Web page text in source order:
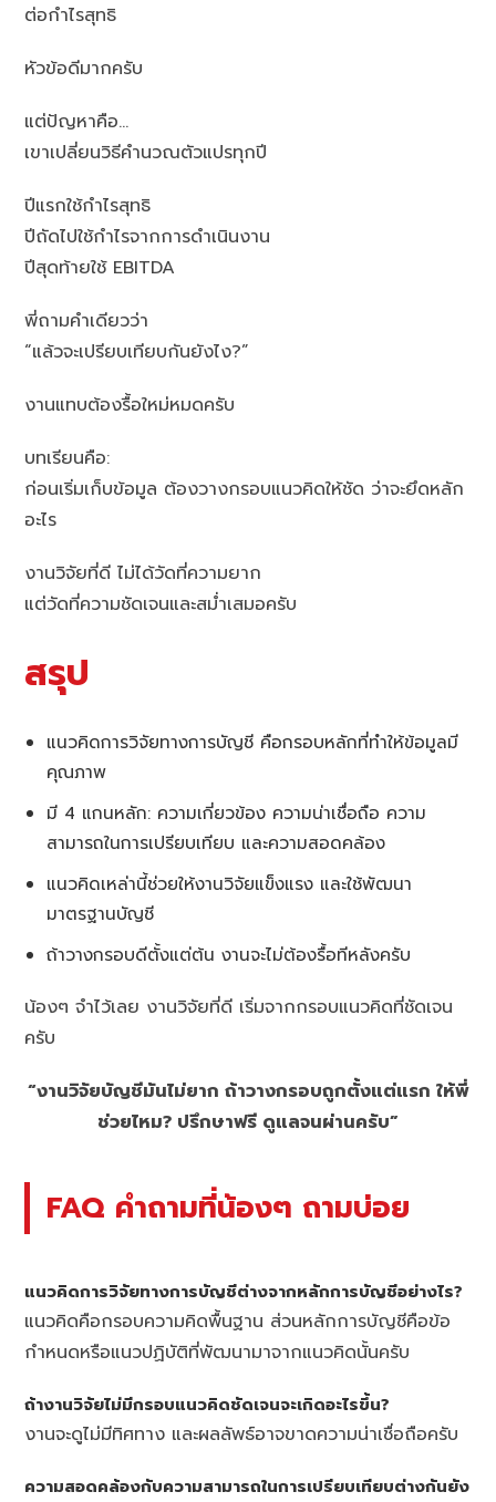
ต่อกำไรสุทธิ
หัวข้อดีมากครับ
แต่ปัญหาคือ…
เขาเปลี่ยนวิธีคำนวณตัวแปรทุกปี
ปีแรกใช้กำไรสุทธิ
ปีถัดไปใช้กำไรจากการดำเนินงาน
ปีสุดท้ายใช้ EBITDA
พี่ถามคำเดียวว่า
“แล้วจะเปรียบเทียบกันยังไง?”
งานแทบต้องรื้อใหม่หมดครับ
บทเรียนคือ:
ก่อนเริ่มเก็บข้อมูล ต้องวางกรอบแนวคิดให้ชัด ว่าจะยึดหลัก
อะไร
งานวิจัยที่ดี ไม่ได้วัดที่ความยาก
แต่วัดที่ความชัดเจนและสม่ำเสมอครับ
สรุป
แนวคิดการวิจัยทางการบัญชี คือกรอบหลักที่ทำให้ข้อมูลมี
คุณภาพ
มี 4 แกนหลัก: ความเกี่ยวข้อง ความน่าเชื่อถือ ความ
สามารถในการเปรียบเทียบ และความสอดคล้อง
แนวคิดเหล่านี้ช่วยให้งานวิจัยแข็งแรง และใช้พัฒนา
มาตรฐานบัญชี
ถ้าวางกรอบดีตั้งแต่ต้น งานจะไม่ต้องรื้อทีหลังครับ
น้องๆ จำไว้เลย งานวิจัยที่ดี เริ่มจากกรอบแนวคิดที่ชัดเจน
ครับ
“งานวิจัยบัญชีมันไม่ยาก ถ้าวางกรอบถูกตั้งแต่แรก ให้พี่
ช่วยไหม? ปรึกษาฟรี ดูแลจนผ่านครับ”
FAQ คำถามที่น้องๆ ถามบ่อย
แนวคิดการวิจัยทางการบัญชีต่างจากหลักการบัญชีอย่างไร?
แนวคิดคือกรอบความคิดพื้นฐาน ส่วนหลักการบัญชีคือข้อ
กำหนดหรือแนวปฏิบัติที่พัฒนามาจากแนวคิดนั้นครับ
ถ้างานวิจัยไม่มีกรอบแนวคิดชัดเจนจะเกิดอะไรขึ้น?
งานจะดูไม่มีทิศทาง และผลลัพธ์อาจขาดความน่าเชื่อถือครับ
ความสอดคล้องกับความสามารถในการเปรียบเทียบต่างกันยัง